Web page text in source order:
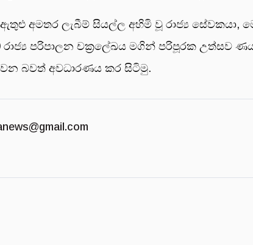
අමතර ලැබීම් සියල්ල අහිමි වූ රාජ්‍ය සේවකයා,
පරිපාලන චක්‍රලේඛය මගින් පරිපූරක උත්සව
බවත් අවධාරණය කර සිටිමු.